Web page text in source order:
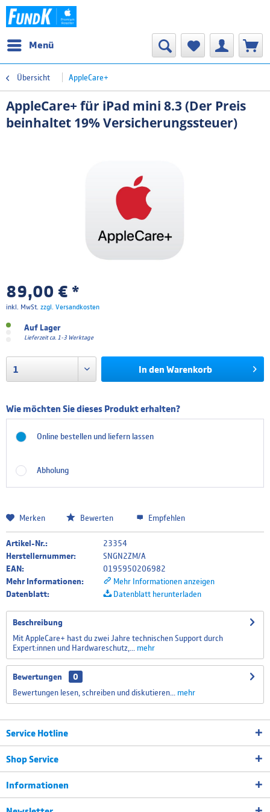
Menü
Übersicht AppleCare+
AppleCare+ für iPad mini 8.3 (Der Preis
beinhaltet 19% Versicherungssteuer)
89,00 € *
inkl. MwSt. zzgl. Versandkosten
Auf Lager
Lieferzeit ca. 1-3 Werktage
In den Warenkorb
Wie möchten Sie dieses Produkt erhalten?
Online bestellen und liefern lassen
Abholung
Merken Bewerten Empfehlen
Artikel-Nr.:
23354
Herstellernummer:
SNGN2ZM/A
EAN:
0195950206982
Mehr Informationen:
Mehr Informationen anzeigen
Datenblatt:
Datenblatt herunterladen
Beschreibung
Mit AppleCare+ hast du zwei Jahre technischen Support durch
Expert:innen und Hardwareschutz,...
mehr
Bewertungen
0
Bewertungen lesen, schreiben und diskutieren...
mehr
Service Hotline
Shop Service
Informationen